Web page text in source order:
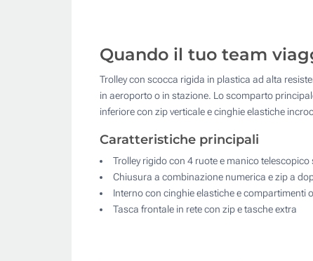
Quando il tuo team
Trolley con scocca rigida in plastica ad alta
in aeroporto o in stazione. Lo scomparto
inferiore con zip verticale e cinghie elastiche
Caratteristiche principali
Trolley rigido con 4 ruote e manico telescopico
Chiusura a combinazione numerica e zip a
Interno con cinghie elastiche e compartimenti
Tasca frontale in rete con zip e tasche extra